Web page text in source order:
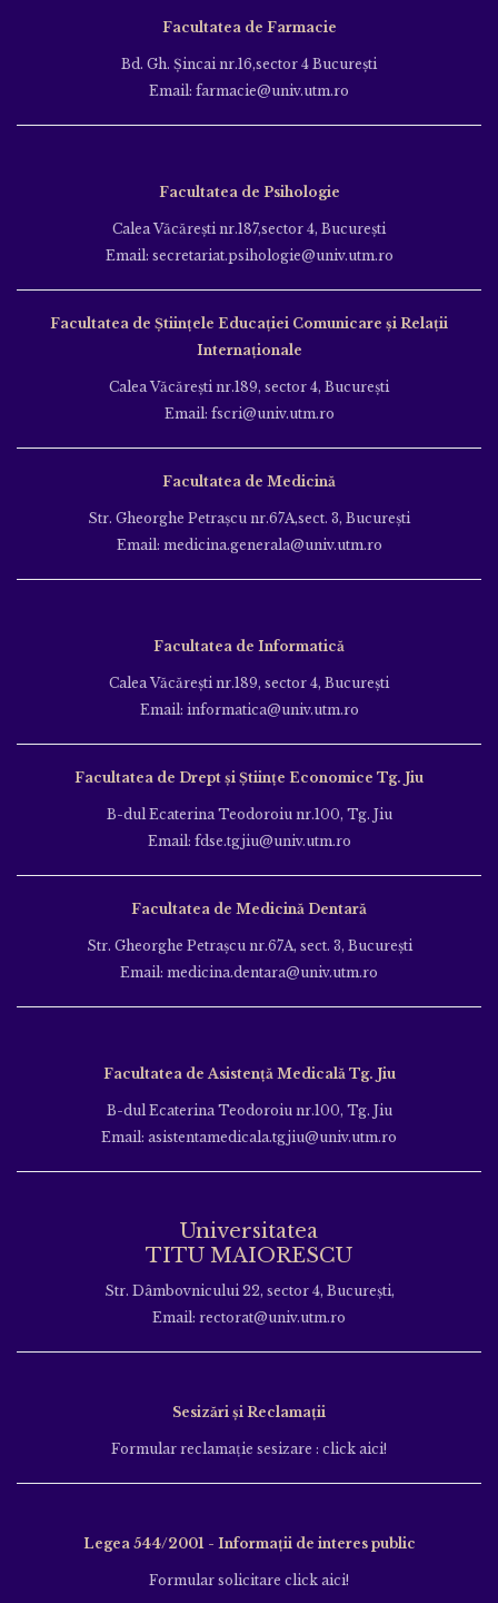
Facultatea de Farmacie
Bd. Gh. Şincai nr.16,sector 4 Bucureşti
Email: farmacie@univ.utm.ro
Facultatea de Psihologie
Calea Văcăreşti nr.187,sector 4, Bucureşti
Email: secretariat.psihologie@univ.utm.ro
Facultatea de Ştiinţele Educației Comunicare și Relații
Internaționale
Calea Văcăreşti nr.189, sector 4, Bucureşti
Email: fscri@univ.utm.ro
Facultatea de Medicină
Str. Gheorghe Petraşcu nr.67A,sect. 3, Bucureşti
Email: medicina.generala@univ.utm.ro
Facultatea de Informatică
Calea Văcăreşti nr.189, sector 4, Bucureşti
Email: informatica@univ.utm.ro
Facultatea de Drept și Științe Economice Tg. Jiu
B-dul Ecaterina Teodoroiu nr.100, Tg. Jiu
Email: fdse.tgjiu@univ.utm.ro
Facultatea de Medicină Dentară
Str. Gheorghe Petraşcu nr.67A, sect. 3, Bucureşti
Email: medicina.dentara@univ.utm.ro
Facultatea de Asistență Medicală Tg. Jiu
B-dul Ecaterina Teodoroiu nr.100, Tg. Jiu
Email: asistentamedicala.tgjiu@univ.utm.ro
Universitatea
TITU MAIORESCU
Str. Dâmbovnicului 22, sector 4, București,
Email: rectorat@univ.utm.ro
Sesizări și Reclamații
Formular reclamație sesizare : click aici!
Legea 544/2001 - Informații de interes public
Formular solicitare click aici!